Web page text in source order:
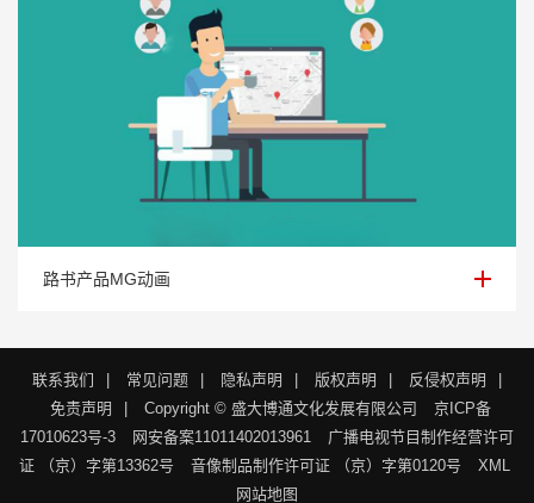
路书产品MG动画
路书产品MG动画
联系我们 | 常见问题 | 隐私声明 | 版权声明 | 反侵权声明
|
免责声明
| Copyright © 盛大博通文化发展有限公司
京ICP备
17010623号-3
网安备案11011402013961
广播电视节目制作经营许可
证 （京）字第13362号
音像制品制作许可证 （京）字第0120号
XML
网站地图